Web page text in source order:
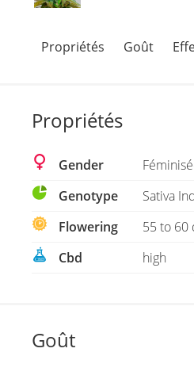
Propriétés Goût
Propriétés
Gender
Genotype
Sativa
Flowering
55 to 60
Cbd
high
Goût